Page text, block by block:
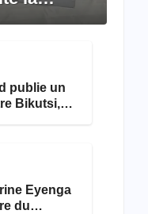
le
publie un
Bikutsi,
Eyenga
du